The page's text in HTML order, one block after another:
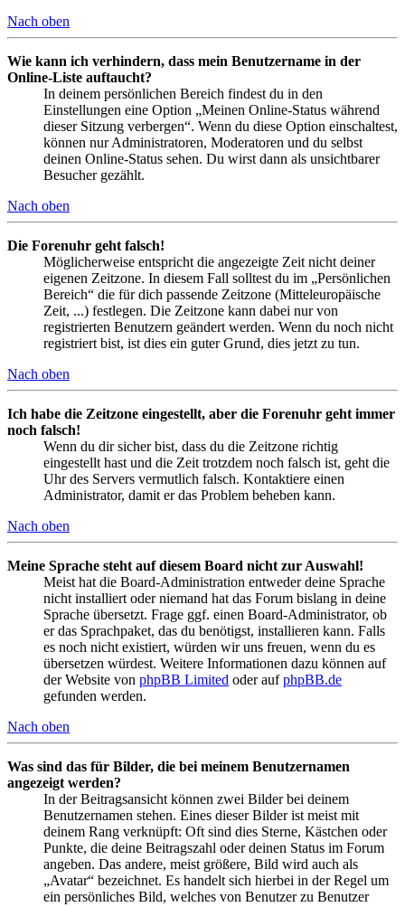
Nach oben
Wie kann ich verhindern, dass mein Benutzername in der
Online-Liste auftaucht?
In deinem persönlichen Bereich findest du in den
Einstellungen eine Option „Meinen Online-Status während
dieser Sitzung verbergen“. Wenn du diese Option einschaltest,
können nur Administratoren, Moderatoren und du selbst
deinen Online-Status sehen. Du wirst dann als unsichtbarer
Besucher gezählt.
Nach oben
Die Forenuhr geht falsch!
Möglicherweise entspricht die angezeigte Zeit nicht deiner
eigenen Zeitzone. In diesem Fall solltest du im „Persönlichen
Bereich“ die für dich passende Zeitzone (Mitteleuropäische
Zeit, ...) festlegen. Die Zeitzone kann dabei nur von
registrierten Benutzern geändert werden. Wenn du noch nicht
registriert bist, ist dies ein guter Grund, dies jetzt zu tun.
Nach oben
Ich habe die Zeitzone eingestellt, aber die Forenuhr geht immer
noch falsch!
Wenn du dir sicher bist, dass du die Zeitzone richtig
eingestellt hast und die Zeit trotzdem noch falsch ist, geht die
Uhr des Servers vermutlich falsch. Kontaktiere einen
Administrator, damit er das Problem beheben kann.
Nach oben
Meine Sprache steht auf diesem Board nicht zur Auswahl!
Meist hat die Board-Administration entweder deine Sprache
nicht installiert oder niemand hat das Forum bislang in deine
Sprache übersetzt. Frage ggf. einen Board-Administrator, ob
er das Sprachpaket, das du benötigst, installieren kann. Falls
es noch nicht existiert, würden wir uns freuen, wenn du es
übersetzen würdest. Weitere Informationen dazu können auf
der Website von phpBB Limited oder aufphpBB.de
gefunden werden.
Nach oben
Was sind das für Bilder, die bei meinem Benutzernamen
angezeigt werden?
In der Beitragsansicht können zwei Bilder bei deinem
Benutzernamen stehen. Eines dieser Bilder ist meist mit
deinem Rang verknüpft: Oft sind dies Sterne, Kästchen oder
Punkte, die deine Beitragszahl oder deinen Status im Forum
angeben. Das andere, meist größere, Bild wird auch als
„Avatar“ bezeichnet. Es handelt sich hierbei in der Regel um
ein persönliches Bild, welches von Benutzer zu Benutzer